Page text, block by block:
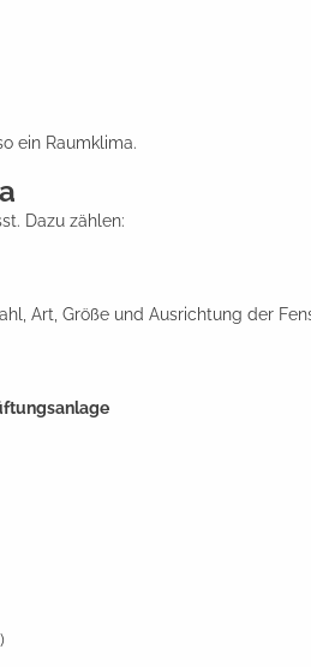
ein Raumklima.
Dazu zählen:
Art, Größe und Ausrichtung der